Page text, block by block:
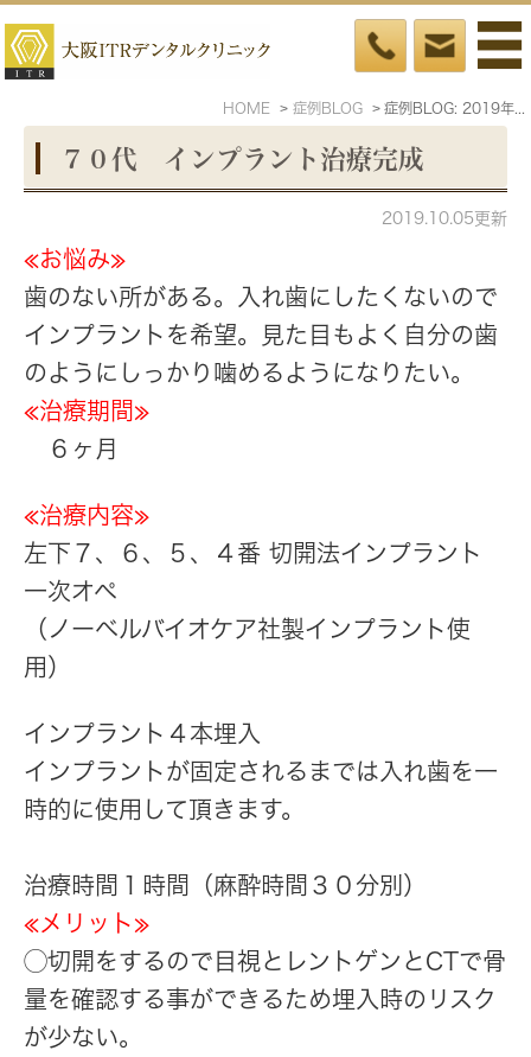
HOME 症例BLOG
７０代 インプラント治療完成
2019.10.05更新
≪お悩み≫
歯のない所がある。入れ歯にしたくないので
インプラントを希望。見た目もよく自分の歯
のようにしっかり噛めるようになりたい。
≪治療期間≫
６ヶ月
≪治療内容≫
左下７、６、５、４番 切開法インプラント
一次オペ
（ノーベルバイオケア社製インプラント使
用）
インプラント４本埋入
インプラントが固定されるまでは入れ歯を一
時的に使用して頂きます。
治療時間１時間（麻酔時間３０分別）
≪メリット≫
◯切開をするので目視とレントゲンとCTで骨
量を確認する事ができるため埋入時のリスク
が少ない。